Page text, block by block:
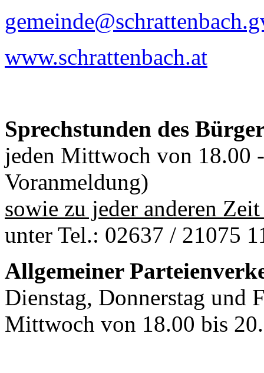
www.schrattenbach.at
Sprechstunden des
jeden Mittwoch von 18.00
Voranmeldung)
sowie zu jeder anderen
unter Tel.: 02637 / 21075
Allgemeiner
Dienstag, Donnerstag und
Mittwoch von 18.00 bis